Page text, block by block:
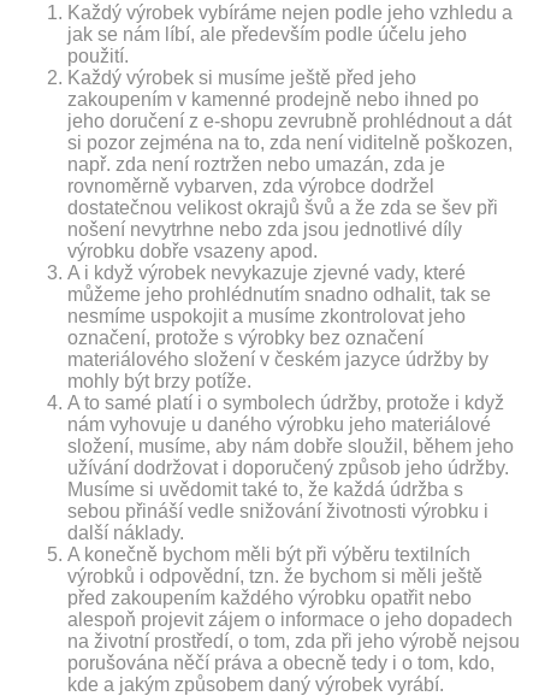
Každý výrobek vybíráme nejen podle jeho vzhledu a
jak se nám líbí, ale především podle účelu jeho
použití.
Každý výrobek si musíme ještě před jeho
zakoupením v kamenné prodejně nebo ihned po
jeho doručení z e-shopu zevrubně prohlédnout a dát
si pozor zejména na to, zda není viditelně poškozen,
např. zda není roztržen nebo umazán, zda je
rovnoměrně vybarven, zda výrobce dodržel
dostatečnou velikost okrajů švů a že zda se šev při
nošení nevytrhne nebo zda jsou jednotlivé díly
výrobku dobře vsazeny apod.
A i když výrobek nevykazuje zjevné vady, které
můžeme jeho prohlédnutím snadno odhalit, tak se
nesmíme uspokojit a musíme zkontrolovat jeho
označení, protože s výrobky bez označení
materiálového složení v českém jazyce údržby by
mohly být brzy potíže.
A to samé platí i o symbolech údržby, protože i když
nám vyhovuje u daného výrobku jeho materiálové
složení, musíme, aby nám dobře sloužil, během jeho
užívání dodržovat i doporučený způsob jeho údržby.
Musíme si uvědomit také to, že každá údržba s
sebou přináší vedle snižování životnosti výrobku i
další náklady.
A konečně bychom měli být při výběru textilních
výrobků i odpovědní, tzn. že bychom si měli ještě
před zakoupením každého výrobku opatřit nebo
alespoň projevit zájem o informace o jeho dopadech
na životní prostředí, o tom, zda při jeho výrobě nejsou
porušována něčí práva a obecně tedy i o tom, kdo,
kde a jakým způsobem daný výrobek vyrábí.